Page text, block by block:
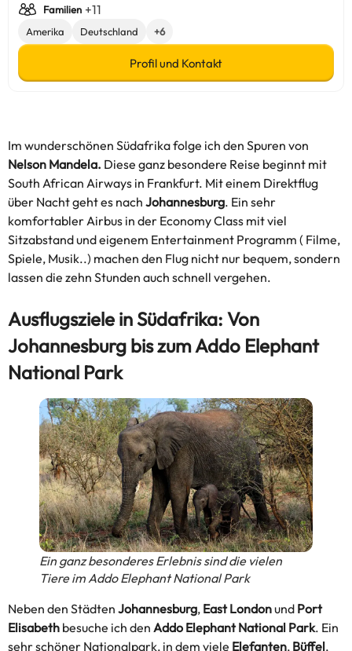
Im wunderschönen Südafrika folge ich den Spuren von
Nelson Mandela. Diese ganz besondere Reise beginnt mit
South African Airways in Frankfurt. Mit einem Direktflug
über Nacht geht es nach Johannesburg. Ein sehr
komfortabler Airbus in der Economy Class mit viel
Sitzabstand und eigenem Entertainment Programm ( Filme,
Spiele, Musik..) machen den Flug nicht nur bequem, sondern
lassen die zehn Stunden auch schnell vergehen.
Ausflugsziele in Südafrika: Von
Johannesburg bis zum Addo Elephant
National Park
Ein ganz besonderes Erlebnis sind die vielen
Tiere im Addo Elephant National Park
Neben den Städten Johannesburg, East Londonund Port
Elisabeth besuche ich den Addo Elephant National Park. Ein
sehr schöner Nationalpark, in dem viele Elefanten, Büffel,
Familien +11
Amerika Deutschland +6
Profil und Kontakt